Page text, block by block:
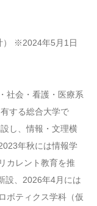
） ※2024年5月1日
社会・看護・医療系
する総合大学で
し、情報・文理横
年秋には情報学
カレント教育を推
設、2026年4月には
ボティクス学科（仮